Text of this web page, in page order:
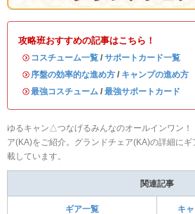
攻略班おすすめの記事はこちら！
・ コスチューム一覧 / サポートカード一覧
・ 序盤の効率的な進め方 / キャンプの進め方
・最強コスチューム / 最強サポートカード
ゆるキャン△つなげるみんなのオールインワン！
ア(KA)をご紹介。グランドチェア(KA)の詳細に
載しています。
関連記事
ギア一覧 キ